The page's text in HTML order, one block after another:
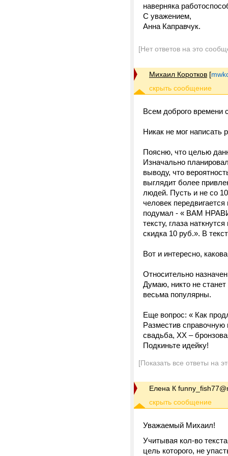
наверняка
С уважением,
Анна Каправчук.
[Нет ответов на это
Михаил Коротков [
Всем доброго времени
Никак не мог написать
Поясню, что целью
Изначально
выводу, что
выглядит более
людей. Пусть и не со
человек
подумал - « ВАМ
тексту, глаза
скидка 10 руб.». В
Вот и интересно,
Относительно
Думаю, никто не
весьма популярны.
Еще вопрос: « Как
Разместив
свадьба, ХХ –
Подкиньте идейку!
[Показать все ответы на
Елена К
Уважаемый Михаил!
Учитывая кол-во
цель которого, не